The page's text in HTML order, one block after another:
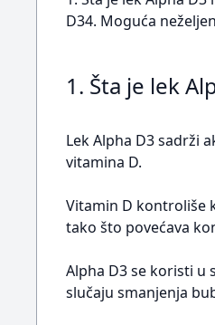
D34. Moguća
1. Šta je lek
Lek Alpha D3 sadrži
vitamina D.
Vitamin D kontroliše
tako što povećava
Alpha D3 se koristi u
slučaju smanjenja